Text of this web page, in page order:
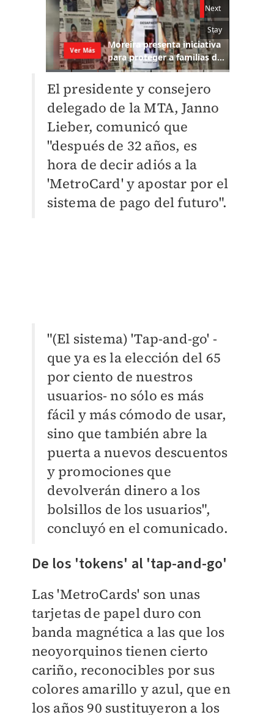
El presidente y consejero
delegado de la MTA, Janno
Lieber, comunicó que
"después de 32 años, es
hora de decir adiós a la
'MetroCard' y apostar por el
sistema de pago del futuro".
"(El sistema) 'Tap-and-go' -
que ya es la elección del 65
por ciento de nuestros
usuarios- no sólo es más
fácil y más cómodo de usar,
sino que también abre la
puerta a nuevos descuentos
y promociones que
devolverán dinero a los
bolsillos de los usuarios",
concluyó en el comunicado.
De los 'tokens' al 'tap-and-go'
Las 'MetroCards' son unas
tarjetas de papel duro con
banda magnética a las que los
neoyorquinos tienen cierto
cariño, reconocibles por sus
colores amarillo y azul, que en
los años 90 sustituyeron a los